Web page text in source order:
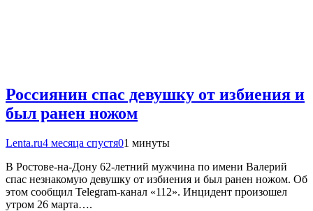
Россиянин спас девушку от избиения и
был ранен ножом
Lenta.ru4 месяца спустя01 минуты
В Ростове-на-Дону 62-летний мужчина по имени Валерий
спас незнакомую девушку от избиения и был ранен ножом. Об
этом сообщил Telegram-канал «112». Инцидент произошел
утром 26 марта….